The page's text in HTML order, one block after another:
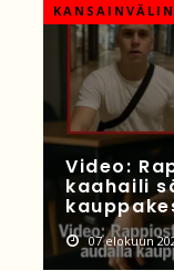
Video:
kaahaili
07 elokuun